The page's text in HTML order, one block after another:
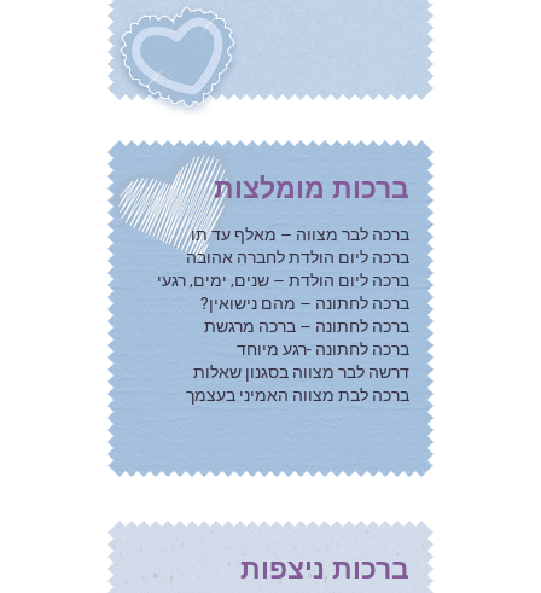
ברכות מומלצות
ברכה לבר מצווה – מאלף עד תו
ברכה ליום הולדת לחברה אהובה
ברכה ליום הולדת – שנים, ימים, רגעי
ברכה לחתונה – מהם נישואין?
ברכה לחתונה – ברכה מרגשת
ברכה לחתונה -רגע מיוחד
דרשה לבר מצווה בסגנון שאלות
ברכה לבת מצווה האמיני בעצמך
ברכות ניצפות